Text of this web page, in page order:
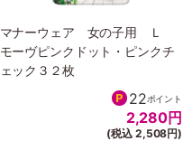
マナーウェア 女の子用 Ｌ
モーヴピンクドット・ピンクチ
ェック３２枚
22ポイント
2,280円
(税込 2,508円)